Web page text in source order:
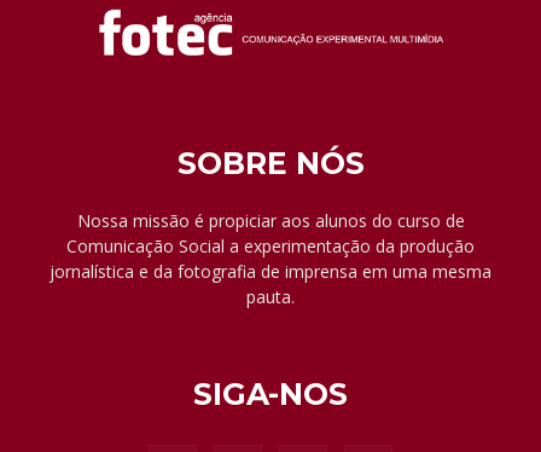
SOBRE NÓS
Nossa missão é propiciar aos alunos do curso de
Comunicação Social a experimentação da produção
jornalística e da fotografia de imprensa em uma mesma
pauta.
SIGA-NOS